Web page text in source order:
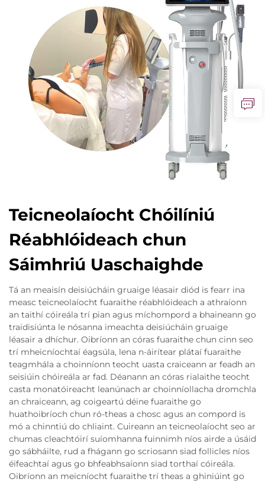
Teicneolaíocht Chóilíniú
Réabhlóideach chun
Sáimhriú Uaschaighde
Tá an meaisín deisiúcháin gruaige léasair diód is fearr ina
measc teicneolaíocht fuaraithe réabhlóideach a athraíonn
an taithí cóireála trí pian agus míchompord a bhaineann go
traidisiúnta le nósanna imeachta deisiúcháin gruaige
léasair a dhíchur. Oibríonn an córas fuaraithe chun cinn seo
trí mheicníochtaí éagsúla, lena n-áirítear plátaí fuaraithe
teagmhála a choinníonn teocht uasta craiceann ar feadh an
seisiúin chóireála ar fad. Déanann an córas rialaithe teocht
casta monatóireacht leanúnach ar choinníollacha dromchla
an chraiceann, ag coigeartú déine fuaraithe go
huathoibríoch chun ró-theas a chosc agus an compord is
mó a chinntiú do chliaint. Cuireann an teicneolaíocht seo ar
chumas cleachtóirí suíomhanna fuinnimh níos airde a úsáid
go sábháilte, rud a fhágann go scriosann siad follicles níos
éifeachtaí agus go bhfeabhsaíonn siad torthaí cóireála.
Oibríonn an meicníocht fuaraithe trí theas a ghiniúint go